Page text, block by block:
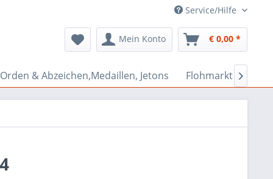
Service/Hilfe
Mein Konto € 0,00 *
Orden & Abzeichen,Medaillen, Jetons Flohmarkt Bazar
